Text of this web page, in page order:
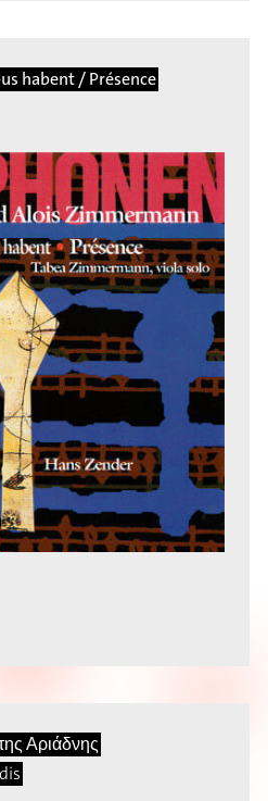
habent / Présence
Αριάδνης